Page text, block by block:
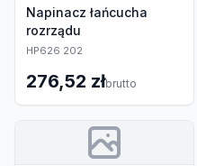
Napinacz łańcucha
rozrządu
HP626 202
276,52 złbrutto